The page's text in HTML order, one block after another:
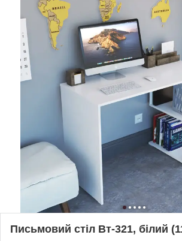
Письмовий стіл Вт-321, білий